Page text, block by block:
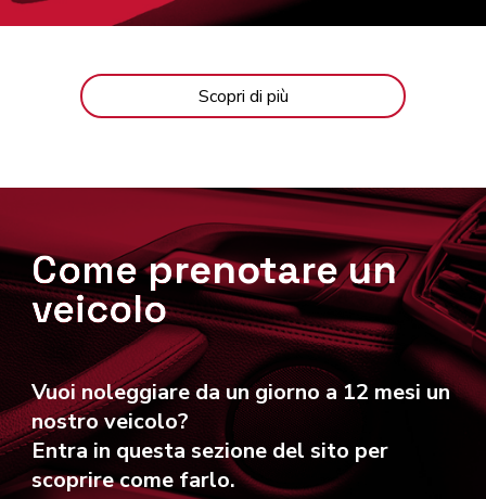
Scopri di più
Come prenotare un
veicolo
Vuoi noleggiare da un giorno a 12 mesi un
nostro veicolo?
Entra in questa sezione del sito per
scoprire come farlo.